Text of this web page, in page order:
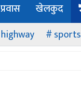
प्रवास खेलकुद
highway sports